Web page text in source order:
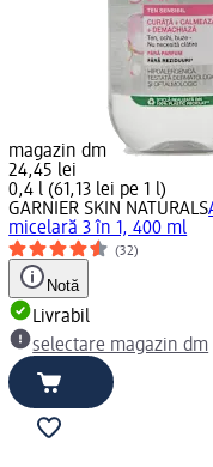
magazin dm
24,45 lei
0,4 l (61,13 lei pe 1 l)
GARNIER SKIN NATURALS
micelară 3 în 1, 400 ml
(32)
Notă
Livrabil
selectare magazin dm